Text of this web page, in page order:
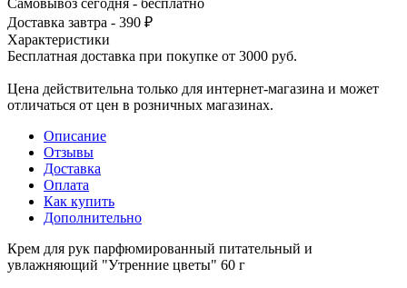
Доставка завтра - 390 ₽
Характеристики
Бесплатная доставка при покупке от 3000 руб.
Цена действительна только для интернет-магазина и может
отличаться от цен в розничных магазинах.
Описание
Отзывы
Доставка
Оплата
Как купить
Дополнительно
Крем для рук парфюмированный питательный и
увлажняющий "Утренние цветы" 60 г